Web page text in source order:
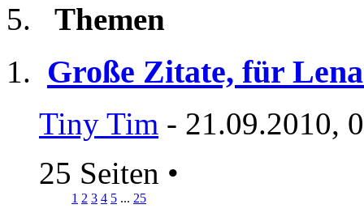
Themen
Große Zitate, für
Tiny Tim - 21.09.2010,
25 Seiten •
1 2 3 4 5 ... 25